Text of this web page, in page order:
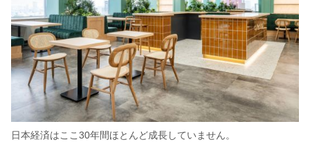
日本経済はここ30年間ほとんど成長していません。